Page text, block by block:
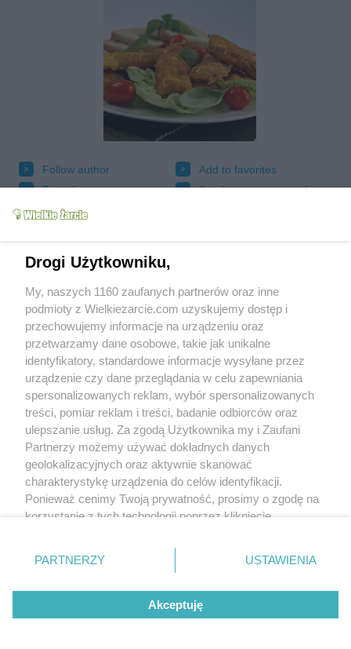
Follow author
Add to favorites
Tested
Send message to author
Print
Groups: Fishes
Sea fishes
Tags:
dorsz drugie danie dziugas
obiad
paluszki rybne dla dzieci
panierka
panierka serowa
przekąska ryba
smażone
szybkie z patelni
z serem
łatwe
more tags
Drogi Użytkowniku,
My, naszych 1160 zaufanych partnerów oraz inne
podmioty z Wielkiezarcie.com uzyskujemy dostęp i
przechowujemy informacje na urządzeniu oraz
przetwarzamy dane osobowe, takie jak unikalne
identyfikatory, standardowe informacje wysyłane przez
urządzenie czy dane przeglądania w celu zapewniania
spersonalizowanych reklam, wybór spersonalizowanych
treści, pomiar reklam i treści, badanie odbiorców oraz
ulepszanie usług. Za zgodą Użytkownika my i Zaufani
Partnerzy możemy używać dokładnych danych
geolokalizacyjnych oraz aktywnie skanować
charakterystykę urządzenia do celów identyfikacji.
Ponieważ cenimy Twoją prywatność, prosimy o zgodę na
korzystanie z tych technologii poprzez kliknięcie
zmienić/wycofać klikając przycisk ustawień prywatności
znajdujący się w lewym dolnym rogu strony
rodzaje przetwarzania danych nie wymagają zgody
użytkownika, ale masz prawo sprzeciwić się takiemu
przetwarzaniu. Preferencje będą miały zastosowania tylko
PARTNERZY USTAWIENIA
Akceptuję